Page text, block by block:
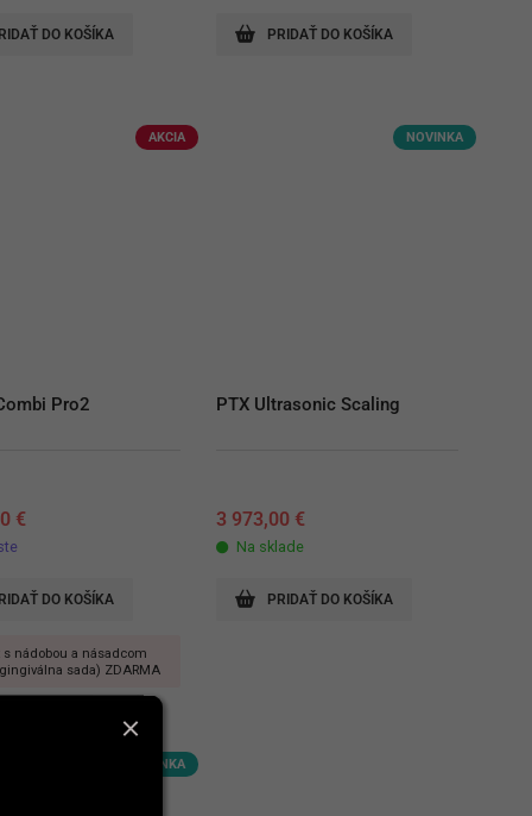
DO KOŠÍKA PRIDAŤ DO KOŠÍKA
AKCIA
Pro2
€
s nádobou a násadcom
sada) ZDARMA
DO KOŠÍKA
NOVINKA
PTX Ultrasonic Scaling
3 973,00 €
Na sklade
PRIDAŤ DO KOŠÍKA
NOVINKA